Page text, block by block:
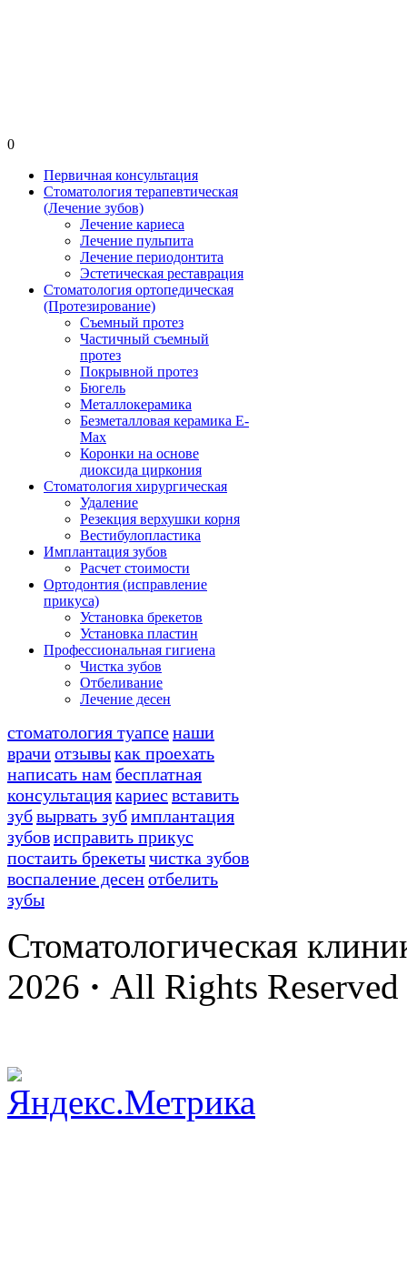
0
Первичная консультация
Стоматология терапевтическая
(Лечение зубов)
Лечение кариеса
Лечение пульпита
Лечение периодонтита
Эстетическая реставрация
Стоматология ортопедическая
(Протезирование)
Съемный протез
Частичный съемный
протез
Покрывной протез
Бюгель
Металлокерамика
Безметалловая керамика E-
Max
Коронки на основе
диоксида циркония
Стоматология хирургическая
Удаление
Резекция верхушки корня
Вестибулопластика
Имплантация зубов
Расчет стоимости
Ортодонтия (исправление
прикуса)
Установка брекетов
Установка пластин
Профессиональная гигиена
Чистка зубов
Отбеливание
Лечение десен
стоматология туапсенаши
врачиотзывыкак проехать
написать нам бесплатная
консультациякариес вставить
зубвырвать зубимплантация
зубовисправить прикус
постаить брекетычистка зубов
воспаление десенотбелить
зубы
Стоматологическая
2026 · All Rights Reserved